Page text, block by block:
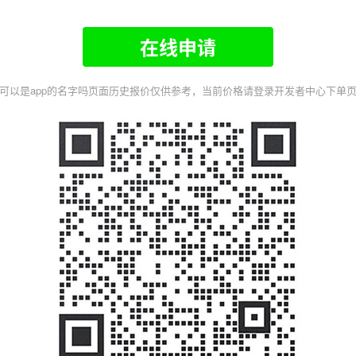
在线申请
以是app的名字吗页面历史报价仅供参考，当前价格请登录开发者中心下单页